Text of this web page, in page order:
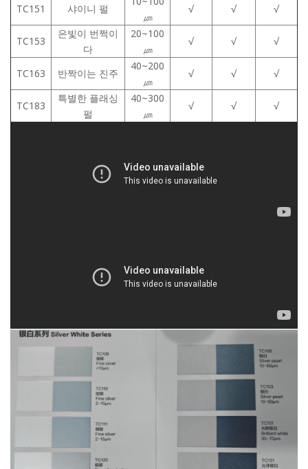
TC151 샤이니 펄
㎛
√ √ √
TC153
은빛이 번쩍이
다
20~100
㎛
√ √ √
TC163 반짝이는 진주
40~200
㎛
√ √ √
TC183
특별한 플래싱
펄
40~300
㎛
√ √ √